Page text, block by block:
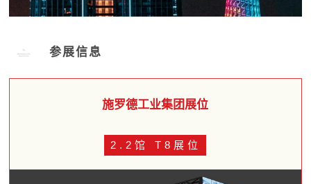
参展信息
施罗德工业集团展位
2.2馆 T8展位